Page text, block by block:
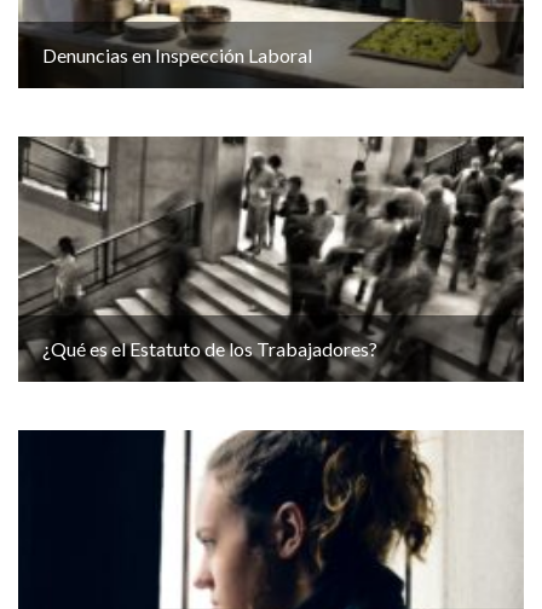
Denuncias en Inspección Laboral
¿Qué es el Estatuto de los Trabajadores?